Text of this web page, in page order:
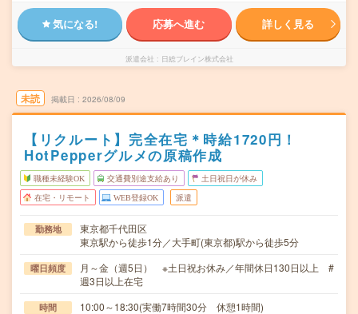
気になる! 応募へ進む 詳しく見る
派遣会社 日総ブレイン株式会社
未読 掲載日 2026/08/09
【リクルート】完全在宅＊時給1720円！
HotPepperグルメの原稿作成
職種未経験OK 交通費別途支給あり 土日祝日が休み
在宅・リモート WEB登録OK 派遣
勤務地
東京都千代田区
東京駅から徒歩1分／大手町(東京都)駅から徒歩5分
曜日頻度
月～金（週5日） ※土日祝お休み／年間休日130日以上 #
週3日以上在宅
時間 10:00～18:30(実働7時間30分 休憩1時間)